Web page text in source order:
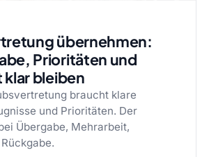
übernehmen:
Prioritäten und
bleiben
braucht klare
und Prioritäten. Der
Übergabe, Mehrarbeit,